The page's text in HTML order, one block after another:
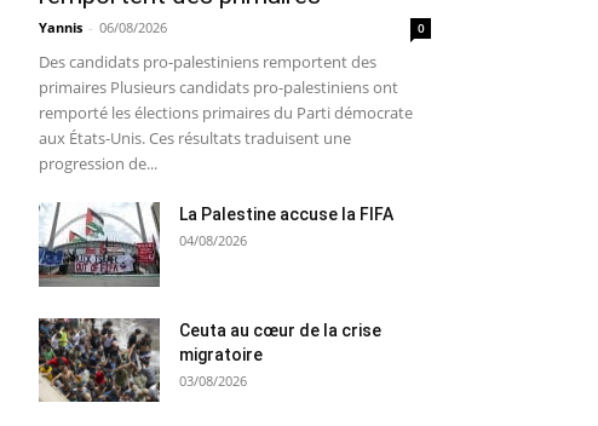
Yannis - 06/08/2026 0
Des candidats pro-palestiniens remportent des
primaires Plusieurs candidats pro-palestiniens ont
remporté les élections primaires du Parti démocrate
aux États-Unis. Ces résultats traduisent une
progression de...
La Palestine accuse la FIFA
04/08/2026
Ceuta au cœur de la crise
migratoire
03/08/2026